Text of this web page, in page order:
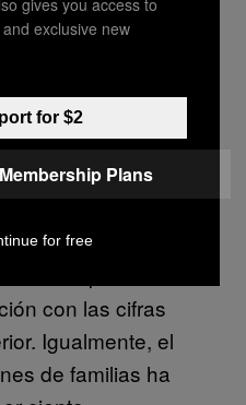
por Obama
de migrantes que
cayera
índices volvieron a
de 2015 y
de aprehensiones
ha disparado un 89
con las cifras
Igualmente, el
de familias ha
exclusive new
for $2
Plans
for free